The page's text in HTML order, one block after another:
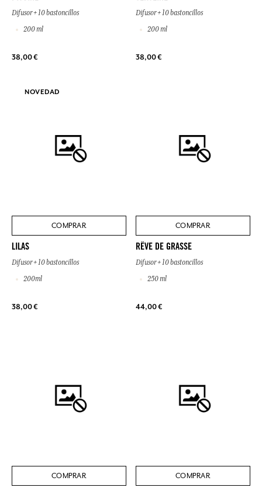
Difusor + 10 bastoncillos
200 ml
38,00 €
Difusor + 10 bastoncillos
200 ml
38,00 €
NOVEDAD
COMPRAR
LILAS
Difusor + 10 bastoncillos
200ml
38,00 €
COMPRAR
RÊVE DE GRASSE
Difusor + 10 bastoncillos
250 ml
44,00 €
COMPRAR COMPRAR